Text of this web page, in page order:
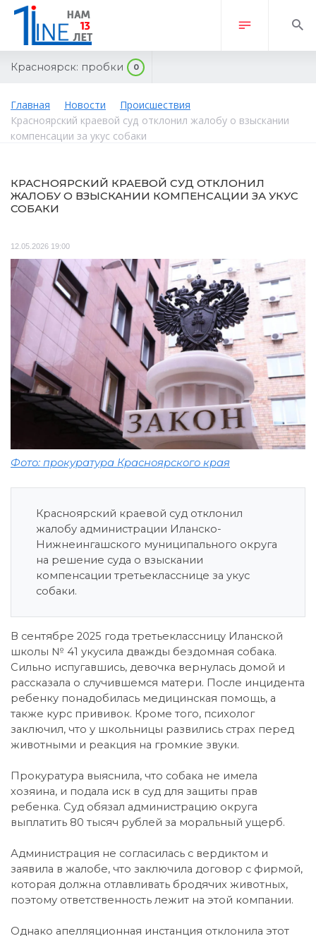
Красноярск: пробки 0
Главная Новости
Происшествия
Красноярский краевой суд отклонил жалобу о взыскании
компенсации за укус собаки
КРАСНОЯРСКИЙ КРАЕВОЙ СУД ОТКЛОНИЛ
ЖАЛОБУ О ВЗЫСКАНИИ КОМПЕНСАЦИИ ЗА УКУС
СОБАКИ
12.05.2026 19:00
Фото: прокуратура Красноярского края
Красноярский краевой суд отклонил
жалобу администрации Иланско-
Нижнеингашского муниципального округа
на решение суда о взыскании
компенсации третьекласснице за укус
собаки.
В сентябре 2025 года третьеклассницу Иланской
школы № 41 укусила дважды бездомная собака.
Сильно испугавшись, девочка вернулась домой и
рассказала о случившемся матери. После инцидента
ребенку понадобилась медицинская помощь, а
также курс прививок. Кроме того, психолог
заключил, что у школьницы развились страх перед
животными и реакция на громкие звуки.
Прокуратура выяснила, что собака не имела
хозяина, и подала иск в суд для защиты прав
ребенка. Суд обязал администрацию округа
выплатить 80 тысяч рублей за моральный ущерб.
Администрация не согласилась с вердиктом и
заявила в жалобе, что заключила договор с фирмой,
которая должна отлавливать бродячих животных,
поэтому ответственность лежит на этой компании.
Однако апелляционная инстанция отклонила этот